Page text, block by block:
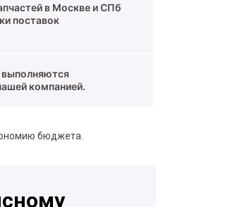
в Москве и СПб
поставок
выполняются
компанией.
бюджета.